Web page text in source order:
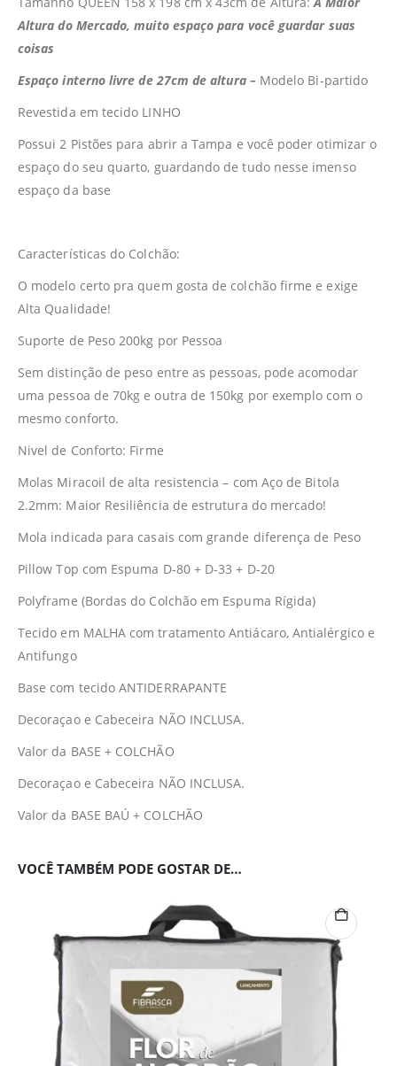
Altura do Mercado, muito espaço para você guardar suas
coisas
Espaço interno livre de 27cm de altura – Modelo Bi-partido
Revestida em tecido LINHO
Possui 2 Pistões para abrir a Tampa e você poder otimizar o
espaço do seu quarto, guardando de tudo nesse imenso
espaço da base
Características do Colchão:
O modelo certo pra quem gosta de colchão firme e exige
Alta Qualidade!
Suporte de Peso 200kg por Pessoa
Sem distinção de peso entre as pessoas, pode acomodar
uma pessoa de 70kg e outra de 150kg por exemplo com o
mesmo conforto.
Nivel de Conforto: Firme
Molas Miracoil de alta resistencia – com Aço de Bitola
2.2mm: Maior Resiliência de estrutura do mercado!
Mola indicada para casais com grande diferença de Peso
Pillow Top com Espuma D-80 + D-33 + D-20
Polyframe (Bordas do Colchão em Espuma Rígida)
Tecido em MALHA com tratamento Antiácaro, Antialérgico e
Antifungo
Base com tecido ANTIDERRAPANTE
Decoraçao e Cabeceira NÃO INCLUSA.
Valor da BASE + COLCHÃO
Decoraçao e Cabeceira NÃO INCLUSA.
Valor da BASE BAÚ + COLCHÃO
VOCÊ TAMBÉM PODE GOSTAR DE…